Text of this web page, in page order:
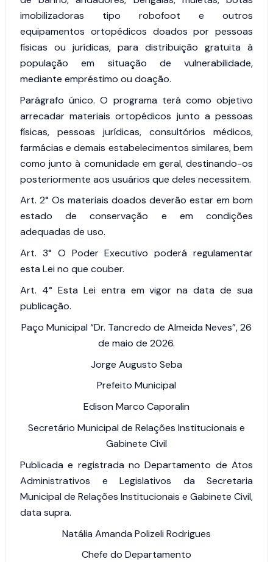
imobilizadoras tipo robofoot e outros
equipamentos ortopédicos doados por pessoas
físicas ou jurídicas, para distribuição gratuita à
população em situação de vulnerabilidade,
mediante empréstimo ou doação.
Parágrafo único. O programa terá como objetivo
arrecadar materiais ortopédicos junto a pessoas
físicas, pessoas jurídicas, consultórios médicos,
farmácias e demais estabelecimentos similares, bem
como junto à comunidade em geral, destinando-os
posteriormente aos usuários que deles necessitem.
Art. 2° Os materiais doados deverão estar em bom
estado de conservação e em condições
adequadas de uso.
Art. 3° O Poder Executivo poderá regulamentar
esta Lei no que couber.
Art. 4° Esta Lei entra em vigor na data de sua
publicação.
Paço Municipal “Dr. Tancredo de Almeida Neves”, 26
de maio de 2026.
Jorge Augusto Seba
Prefeito Municipal
Edison Marco Caporalin
Secretário Municipal de Relações Institucionais e
Gabinete Civil
Publicada e registrada no Departamento de Atos
Administrativos e Legislativos da Secretaria
Municipal de Relações Institucionais e Gabinete Civil,
data supra.
Natália Amanda Polizeli Rodrigues
Chefe do Departamento